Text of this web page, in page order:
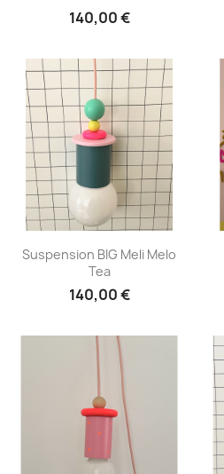
140,00 €
Aperçu rapide
Suspension BIG Meli Melo
Tea
140,00 €